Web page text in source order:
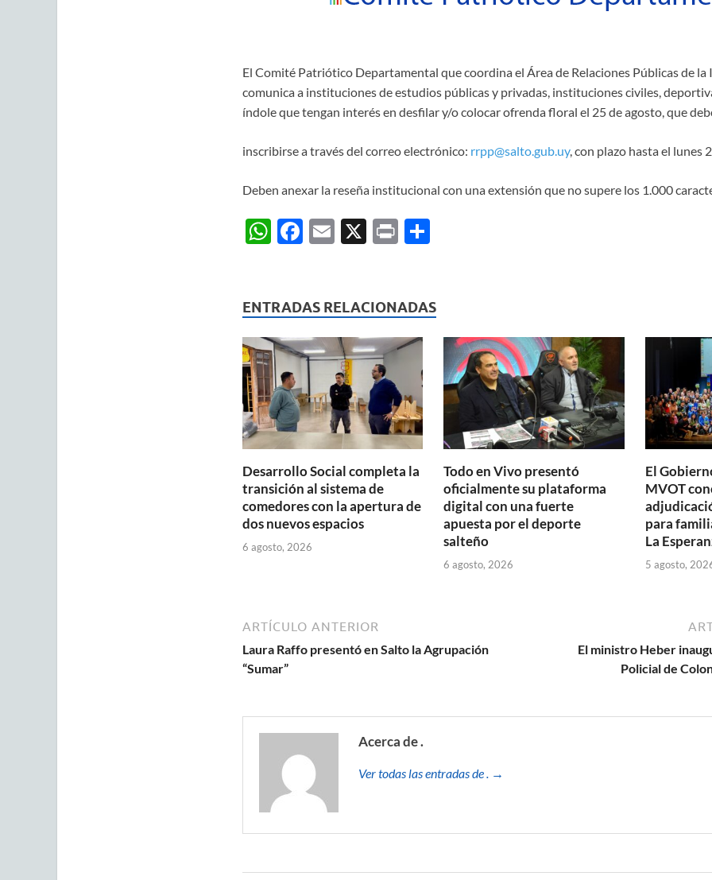
El Comité Patriótico Departamental que coordina el Área de Relaciones Públicas de la
comunica a instituciones de estudios públicas y privadas, instituciones civiles,
índole que tengan interés en desfilar y/o colocar ofrenda floral el 25 de agosto, que
inscribirse a través del correo electrónico: rrpp@salto.gub.uy, con plazo hasta el lunes
Deben anexar la reseña institucional con una extensión que no supere los 1.000
W
s
A
p
p
F
b
o
o
k
E X P C
p
ar
ti
ENTRADAS RELACIONADAS
Desarrollo Social completa la
transición al sistema de
comedores con la apertura de
dos nuevos espacios
6 agosto, 2026
Todo en Vivo presentó
oficialmente su plataforma
digital con una fuerte
apuesta por el deporte
salteño
6 agosto, 2026
El
MVOT
para
La
5 agosto,
ARTÍCULO ANTERIOR
Laura Raffo presentó en Salto la Agrupación
“Sumar”
El ministro Heber
Policial de
Acerca de .
Ver todas las entradas de . →